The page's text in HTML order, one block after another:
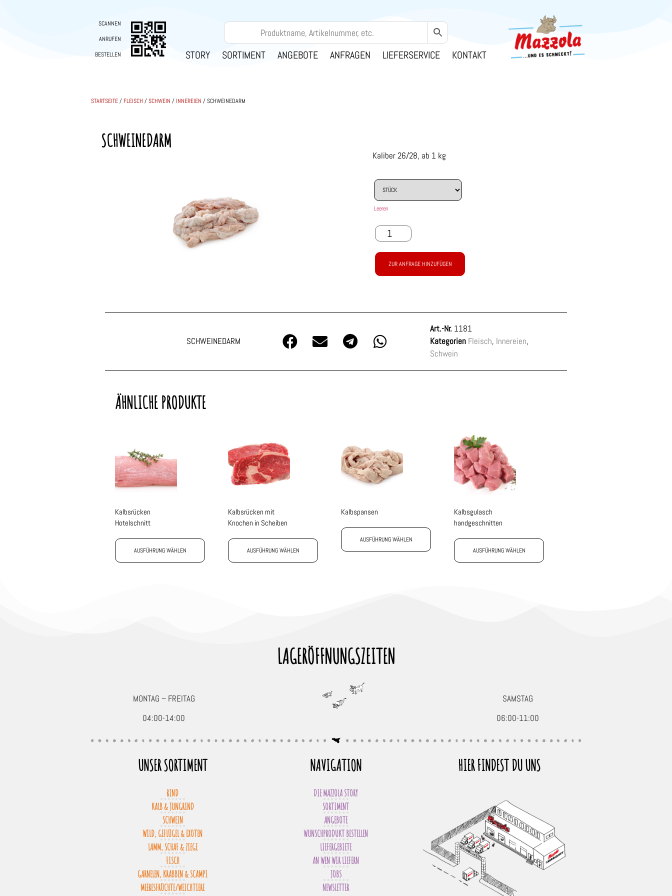
SCANNEN
ANRUFEN
BESTELLEN
STORY SORTIMENT ANGEBOTE ANFRAGEN LIEFERSERVICE KONTAKT
STARTSEITE/ FLEISCH /SCHWEIN / INNEREIEN / SCHWEINEDARM
SCHWEINEDARM
Kaliber 26/28, ab 1 kg
Leeren
ZUR ANFRAGE HINZUFÜGEN
SCHWEINEDARM
Art.-Nr. 1181
Kategorien Fleisch, Innereien,
Schwein
ÄHNLICHE PRODUKTE
Kalbsrücken
Hotelschnitt
AUSFÜHRUNG WÄHLEN
Kalbsrücken mit
Knochen in Scheiben
AUSFÜHRUNG WÄHLEN
Kalbspansen
AUSFÜHRUNG WÄHLEN
Kalbsgulasch
handgeschnitten
AUSFÜHRUNG WÄHLEN
LAGERÖFFNUNGSZEITEN
MONTAG – FREITAG
04:00-14:00
SAMSTAG
06:00-11:00
UNSER SORTIMENT
RIND
KALB & JUNGRIND
SCHWEIN
WILD, GEFLÜGEL & EXOTEN
LAMM, SCHAF & ZIEGE
FISCH
GARNELEN, KRABBEN & SCAMPI
MEERESFRÜCHTE/WEICHTIERE
NAVIGATION
DIE MAZZOLA STORY
SORTIMENT
ANGEBOTE
WUNSCHPRODUKT BESTELLEN
LIEFERGEBIETE
AN WEN WIR LIEFERN
JOBS
NEWSLETTER
HIER FINDEST DU UNS